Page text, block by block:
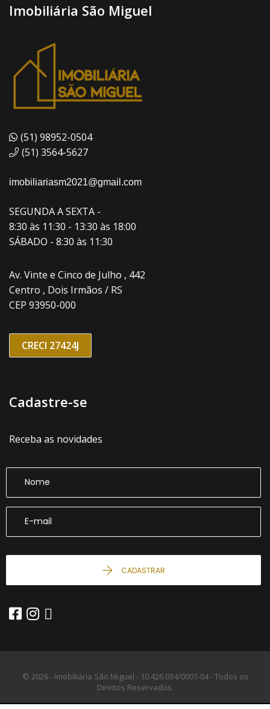
Imobiliária São Miguel
(51) 98952-0504
(51) 3564-5627
imobiliariasm2021@gmail.com
SEGUNDA A SEXTA -
8:30 às 11:30 - 13:30 às 18:00
SÁBADO - 8:30 às 11:30
Av. Vinte e Cinco de Julho , 442
Centro , Dois Irmãos / RS
CEP 93950-000
CRECI 27424J
Cadastre-se
Receba as novidades
CADASTRAR
© 2026 - Imobiliária São Miguel - 10.426.034/0001-04 -Todos os
Direitos Reservados.